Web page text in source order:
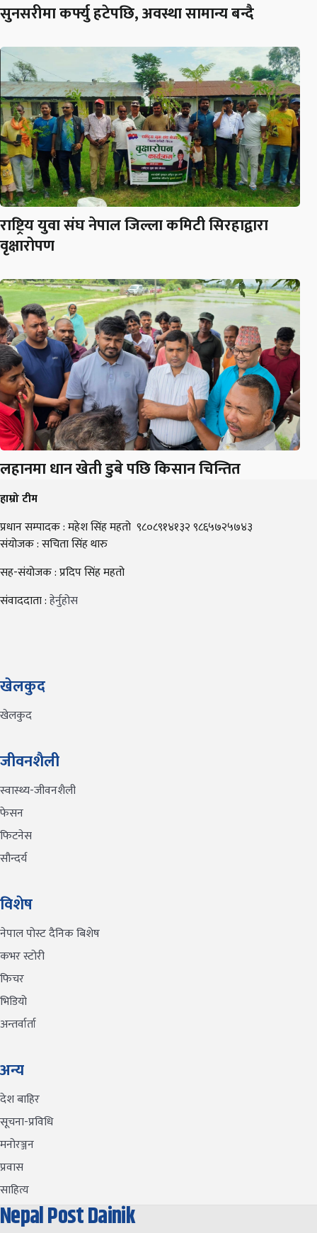
सुनसरीमा कर्फ्यु हटेपछि, अवस्था सामान्य बन्दै
राष्ट्रिय युवा संघ नेपाल जिल्ला कमिटी सिरहाद्वारा
वृक्षारोपण
लहानमा धान खेती डुबे पछि किसान चिन्तित
हाम्रो टीम
प्रधान सम्पादक : महेश सिंह महतो ९८०८९१४१३२ ९८६५७२५७४३
संयोजक : सचिता सिंह थारु
सह-संयोजक : प्रदिप सिंह महतो
संवाददाता :हेर्नुहोस
खेलकुद
खेलकुद
जीवनशैली
स्वास्थ्य-जीवनशैली
फेसन
फिटनेस
सौन्दर्य
विशेष
नेपाल पोस्ट दैनिक बिशेष
कभर स्टोरी
फिचर
भिडियो
अन्तर्वार्ता
अन्य
देश बाहिर
सूचना-प्रविधि
मनोरञ्जन
प्रवास
साहित्य
Nepal Post Dainik